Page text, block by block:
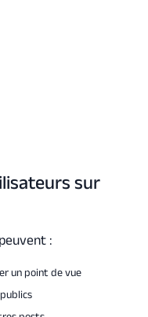
sur
:
un point de vue